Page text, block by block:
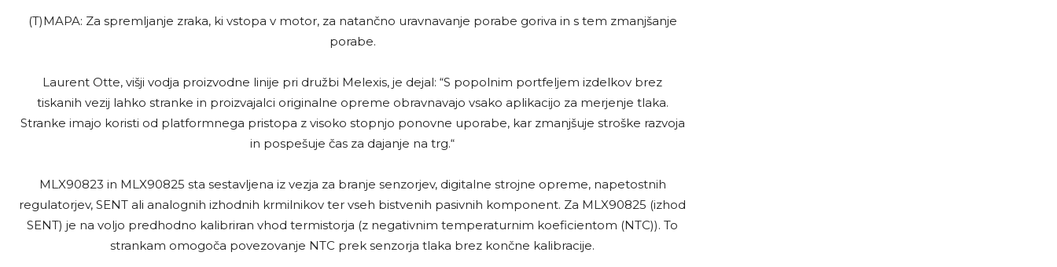
(T)MAPA: Za spremljanje zraka, ki vstopa v motor, za natančno uravnavanje porabe goriva in s tem zmanjšanje
porabe.
Laurent Otte, višji vodja proizvodne linije pri družbi Melexis, je dejal: “S popolnim portfeljem izdelkov brez
tiskanih vezij lahko stranke in proizvajalci originalne opreme obravnavajo vsako aplikacijo za merjenje tlaka.
Stranke imajo koristi od platformnega pristopa z visoko stopnjo ponovne uporabe, kar zmanjšuje stroške razvoja
in pospešuje čas za dajanje na trg.“
MLX90823 in MLX90825 sta sestavljena iz vezja za branje senzorjev, digitalne strojne opreme, napetostnih
regulatorjev, SENT ali analognih izhodnih krmilnikov ter vseh bistvenih pasivnih komponent. Za MLX90825 (izhod
SENT) je na voljo predhodno kalibriran vhod termistorja (z negativnim temperaturnim koeficientom (NTC)). To
strankam omogoča povezovanje NTC prek senzorja tlaka brez končne kalibracije.